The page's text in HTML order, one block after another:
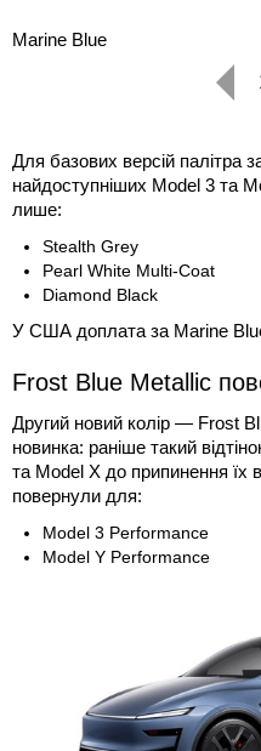
Marine Blue
Для базових версій палітра
найдоступніших Model 3 та
лише:
Stealth Grey
Pearl White Multi-Coat
Diamond Black
У США доплата за Marine
Frost Blue Metallic
Другий новий колір — Frost
новинка: раніше такий
та Model X до припинення їх
повернули для:
Model 3 Performance
Model Y Performance